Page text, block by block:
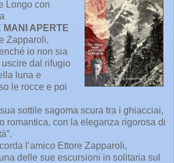
Longo con
MANI APERTE
Zapparoli,
io non sia
dal rifugio
luna e
le rocce e poi
sottile sagoma scura tra i ghiacciai,
romantica, con la eleganza rigorosa di
l’amico Ettore Zapparoli,
delle sue escursioni in solitaria sul